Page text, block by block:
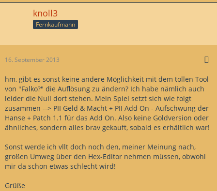
knoll3
Fernkaufmann
16. September 2013
hm, gibt es sonst keine andere Möglichkeit mit dem tollen Tool
von "Falko?" die Auflösung zu ändern? Ich habe nämlich auch
leider die Null dort stehen. Mein Spiel setzt sich wie folgt
zusammen --> PII Geld & Macht + PII Add On - Aufschwung der
Hanse + Patch 1.1 für das Add On. Also keine Goldversion oder
ähnliches, sondern alles brav gekauft, sobald es erhältlich war!
Sonst werde ich vllt doch noch den, meiner Meinung nach,
großen Umweg über den Hex-Editor nehmen müssen, obwohl
mir da schon etwas schlecht wird!
Grüße